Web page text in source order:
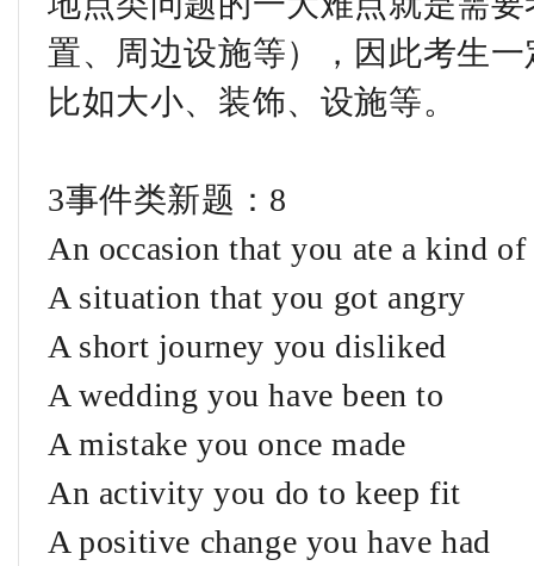
置、周边设施等），因此考生
比如大小、装饰、设施等。
3事件类新题：8
An occasion that you ate a kind
A situation that you got angry
A short journey you disliked
A wedding you have been to
A mistake you once made
An activity you do to keep fit
A positive change you have had